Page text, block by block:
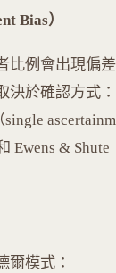
Bias）
比例會出現偏
於確認方式
Ewens &
爾模式：